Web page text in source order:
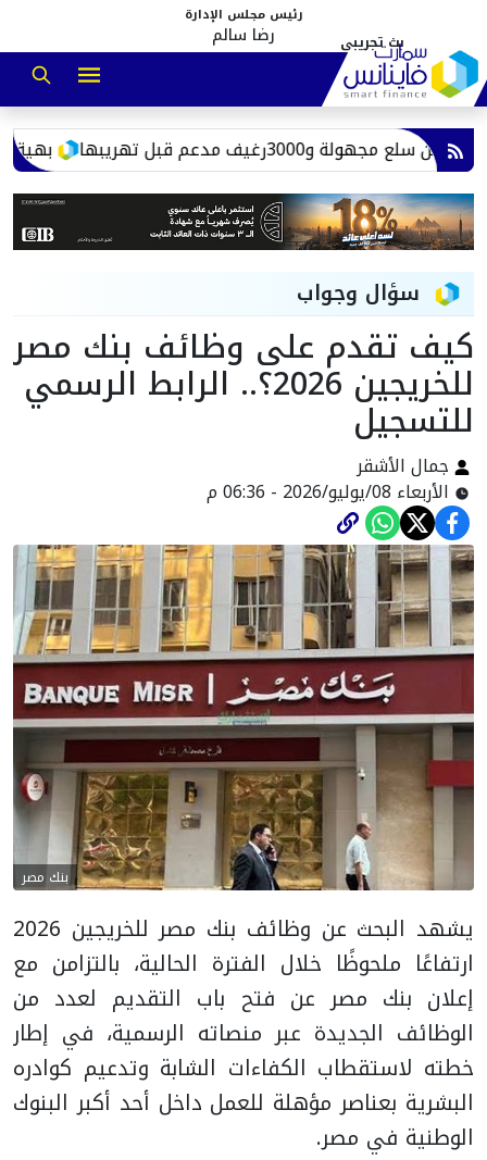
رئيس مجلس الإدارة
رضا سالم
بهية توسع
سؤال وجواب
كيف تقدم على وظائف بنك مصر
للخريجين 2026؟.. الرابط الرسمي
للتسجيل
جمال الأشقر
الأربعاء 08/يوليو/2026 - 06:36 م
بنك مصر
يشهد البحث عن وظائف بنك مصر للخريجين 2026
ارتفاعًا ملحوظًا خلال الفترة الحالية، بالتزامن مع
إعلان بنك مصر عن فتح باب التقديم لعدد من
الوظائف الجديدة عبر منصاته الرسمية، في إطار
خطته لاستقطاب الكفاءات الشابة وتدعيم كوادره
البشرية بعناصر مؤهلة للعمل داخل أحد أكبر البنوك
الوطنية في مصر.